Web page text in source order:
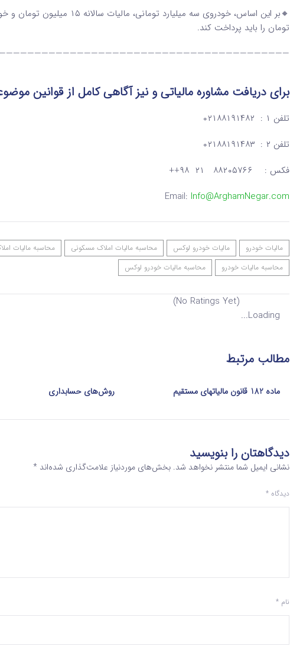
تومان را باید پرداخت کند.
—————————————————————————————————————————
برای دریافت مشاوره مالیاتی و نیز آگاهی کامل از قوانین
تلفن ۱ : ۰۲۱۸۸۱۹۱۴۸۲
تلفن ۲ : ۰۲۱۸۸۱۹۱۴۸۳
فکس : ۸۸۲۰۵۷۶۶ ۲۱ ۹۸++
Email: Info@ArghamNegar.com
مالیات خودرو مالیات خودرو لوکس محاسبه مالیات املاک مسکونی
محاسبه مالیات
محاسبه مالیات خودرو
محاسبه مالیات خودرو لوکس
(No Ratings Yet)
Loading...
مطالب مرتبط
روش‌های حسابداری ماده 182 قانون مالیاتهای مستقیم
دیدگاهتان را بنویسید
نشانی ایمیل شما منتشر نخواهد شد. بخش‌های موردنیاز علامت‌گذاری شده‌اند *
دیدگاه *
نام *